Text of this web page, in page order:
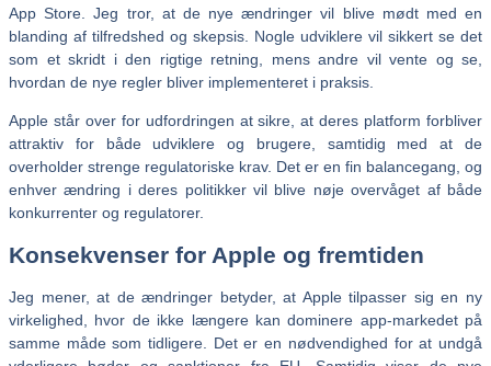
App Store. Jeg tror, at de nye ændringer vil blive mødt med en
blanding af tilfredshed og skepsis. Nogle udviklere vil sikkert se det
som et skridt i den rigtige retning, mens andre vil vente og se,
hvordan de nye regler bliver implementeret i praksis.
Apple står over for udfordringen at sikre, at deres platform forbliver
attraktiv for både udviklere og brugere, samtidig med at de
overholder strenge regulatoriske krav. Det er en fin balancegang, og
enhver ændring i deres politikker vil blive nøje overvåget af både
konkurrenter og regulatorer.
Konsekvenser for Apple og fremtiden
Jeg mener, at de ændringer betyder, at Apple tilpasser sig en ny
virkelighed, hvor de ikke længere kan dominere app-markedet på
samme måde som tidligere. Det er en nødvendighed for at undgå